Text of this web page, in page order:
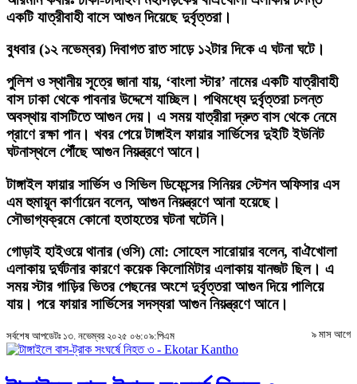
একটি যাত্রীবাহী বাসে আগুন দিয়েছে দুর্বৃত্তরা।
বুধবার (১২ নভেম্বর) দিবাগত রাত সাড়ে ১২টার দিকে এ ঘটনা ঘটে।
পুলিশ ও স্থানীয় সূত্রে জানা যায়, ‘বাংলা স্টার’ নামের একটি যাত্রীবাহী
বাস ঢাকা থেকে পাবনার উদ্দেশে যাচ্ছিল। পথিমধ্যে দুর্বৃত্তরা চলন্ত
অবস্থায় বাসটিতে আগুন দেয়। এ সময় যাত্রীরা দ্রুত বাস থেকে নেমে
প্রাণে রক্ষা পান। খবর পেয়ে টাঙ্গাইল ফায়ার সার্ভিসের দুইটি ইউনিট
ঘটনাস্থলে পৌঁছে আগুন নিয়ন্ত্রণে আনে।
টাঙ্গাইল ফায়ার সার্ভিস ও সিভিল ডিফেন্সের সিনিয়র স্টেশন অফিসার এস
এম হুমায়ূন কার্ণায়েন বলেন, আগুন নিয়ন্ত্রণে আনা হয়েছে।
সৌভাগ্যক্রমে কোনো হতাহতের ঘটনা ঘটেনি।
গোড়াই হাইওয়ে থানার (ওসি) মো: সোহেল সারোয়ার বলেন, বাঐখোলা
এলাকায় দুর্ঘটনার কারণে কয়েক কিলোমিটার এলাকায় যানজট ছিল। এ
সময় স্টার গাড়ির ভিতর পেছনের অংশে দুর্বৃত্তরা আগুন দিয়ে পালিয়ে
যায়। পরে ফায়ার সার্ভিসের সদস্যরা আগুন নিয়ন্ত্রণে আনে।
সর্বশেষ আপডেটঃ ১৩. নভেম্বর ২০২৫ ০৬:০৯:পিএম ৯ মাস আগে